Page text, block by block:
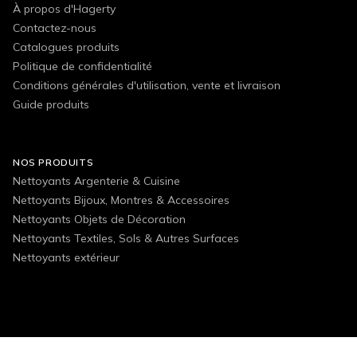
À propos d'Hagerty
Contactez-nous
Catalogues produits
Politique de confidentialité
Conditions générales d'utilisation, vente et livraison
Guide produits
NOS PRODUITS
Nettoyants Argenterie & Cuisine
Nettoyants Bijoux, Montres & Accessoires
Nettoyants Objets de Décoration
Nettoyants Textiles, Sols & Autres Surfaces
Nettoyants extérieur
FOLLOW US